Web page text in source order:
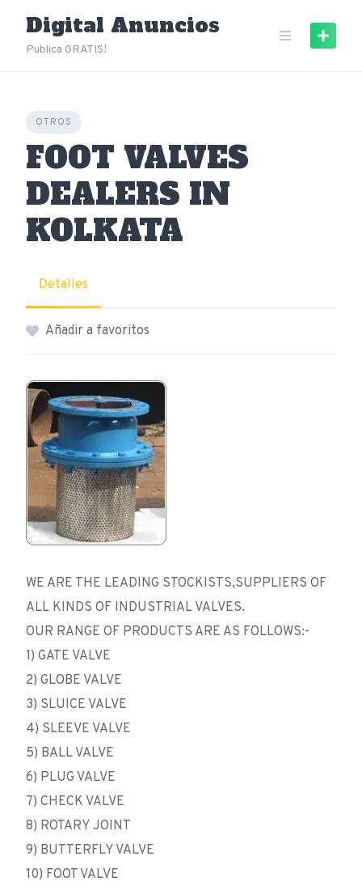
content
Digital Anuncios
Publica GRATIS!
OTROS
FOOT VALVES
DEALERS IN
KOLKATA
Detalles
Añadir a favoritos
WE ARE THE LEADING STOCKISTS,SUPPLIERS OF
ALL KINDS OF INDUSTRIAL VALVES.
OUR RANGE OF PRODUCTS ARE AS FOLLOWS:-
1) GATE VALVE
2) GLOBE VALVE
3) SLUICE VALVE
4) SLEEVE VALVE
5) BALL VALVE
6) PLUG VALVE
7) CHECK VALVE
8) ROTARY JOINT
9) BUTTERFLY VALVE
10) FOOT VALVE